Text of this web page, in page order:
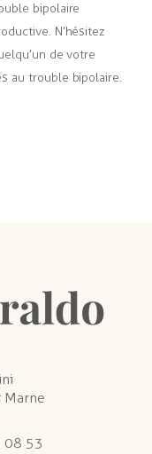
bipolaire
N’hésitez
de votre
au trouble bipolaire.
Marne
08 53